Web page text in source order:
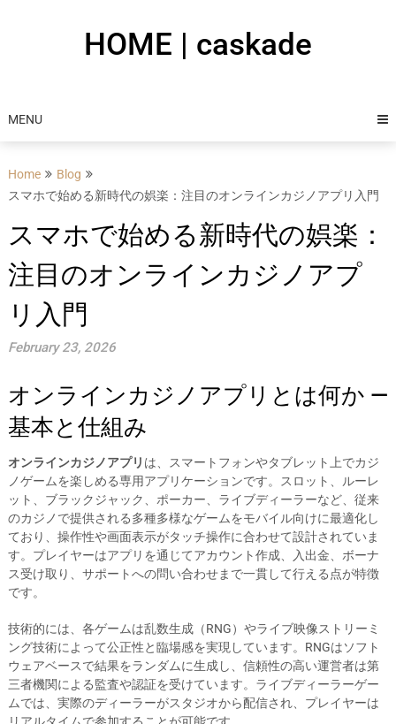
HOME | caskade
MENU
Home
Blog
スマホで始める新時代の娯楽：注目のオンラインカジノアプリ入門
スマホで始める新時代の娯楽：
注目のオンラインカジノアプ
リ入門
February 23, 2026
オンラインカジノアプリとは何か —
基本と仕組み
オンラインカジノアプリ は、スマートフォンやタブレット上でカジ
ノゲームを楽しめる専用アプリケーションです。スロット、ルーレ
ット、ブラックジャック、ポーカー、ライブディーラーなど、従来
のカジノで提供される多種多様なゲームをモバイル向けに最適化し
ており、操作性や画面表示がタッチ操作に合わせて設計されていま
す。プレイヤーはアプリを通じてアカウント作成、入出金、ボーナ
ス受け取り、サポートへの問い合わせまで一貫して行える点が特徴
です。
技術的には、各ゲームは乱数生成（RNG）やライブ映像ストリーミ
ング技術によって公正性と臨場感を実現しています。RNGはソフト
ウェアベースで結果をランダムに生成し、信頼性の高い運営者は第
三者機関による監査や認証を受けています。ライブディーラーゲー
ムでは、実際のディーラーがスタジオから配信され、プレイヤーは